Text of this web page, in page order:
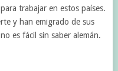
trabajar en estos países.
y han emigrado de sus
es fácil sin saber alemán.